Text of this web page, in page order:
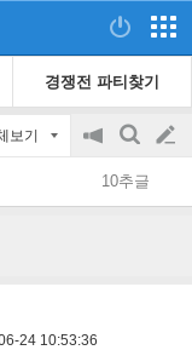
경쟁전 파티찾기
보기
공
지
on/off
검
색
글
쓰
10추글
24 10:53:36